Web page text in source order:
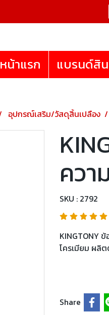
หน้าแรก แบรนด์สิ
อุปกรณ์เสริม/วัสดุสิ้นเปลือง
ควา
SKU : 2792
KINGTONY
โครเมียม ผลิต
Share